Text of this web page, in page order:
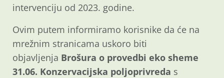
intervenciju od 2023. godine.
Ovim putem informiramo korisnike da će na
mrežnim stranicama uskoro biti
objavljenja Brošura o provedbi eko sheme
31.06. Konzervacijska poljoprivreda s